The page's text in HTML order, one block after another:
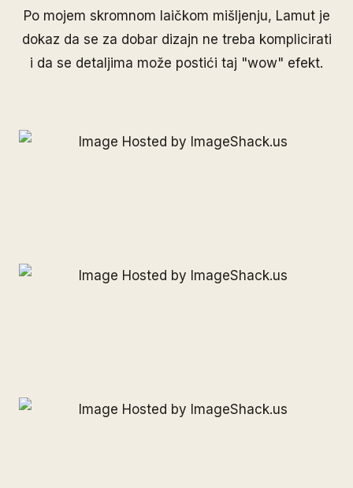
Po mojem skromnom laičkom mišljenju, Lamut je
dokaz da se za dobar dizajn ne treba komplicirati
i da se detaljima može postići taj "wow" efekt.